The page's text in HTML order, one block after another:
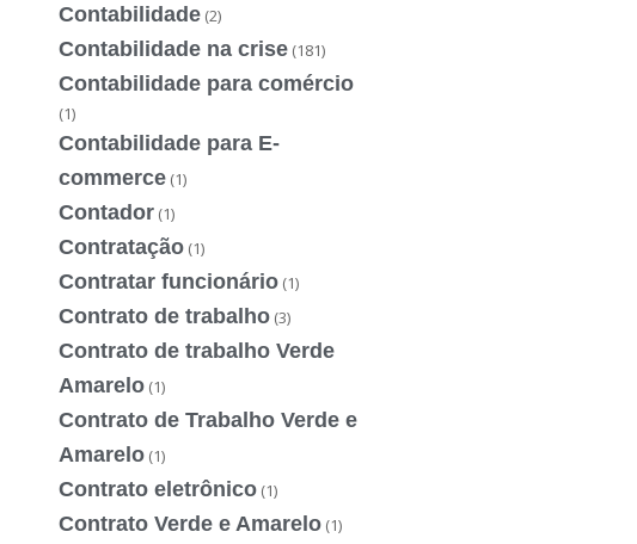
Contabilidade (2)
Contabilidade na crise (181)
Contabilidade para comércio
(1)
Contabilidade para E-
commerce (1)
Contador (1)
Contratação (1)
Contratar funcionário (1)
Contrato de trabalho (3)
Contrato de trabalho Verde
Amarelo (1)
Contrato de Trabalho Verde e
Amarelo (1)
Contrato eletrônico (1)
Contrato Verde e Amarelo (1)